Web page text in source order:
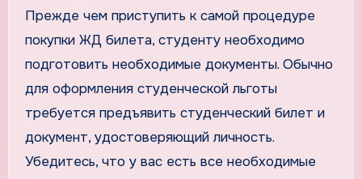
Прежде чем приступить к самой процедуре
покупки ЖД билета, студенту необходимо
подготовить необходимые документы. Обычно
для оформления студенческой льготы
требуется предъявить студенческий билет и
документ, удостоверяющий личность.
Убедитесь, что у вас есть все необходимые